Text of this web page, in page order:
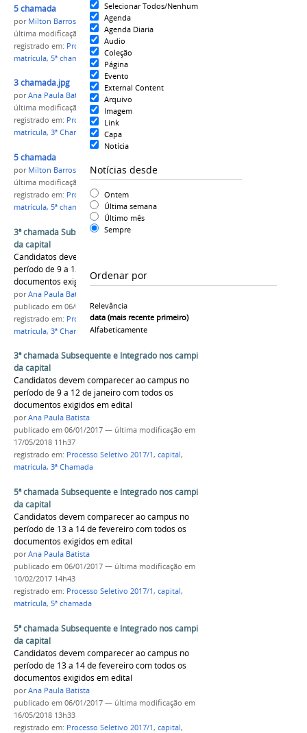
Selecionar Todos/Nenhum
Agenda
Agenda Diaria
Audio
Coleção
Página
Evento
External Content
Arquivo
Imagem
Link
Capa
Notícia
Notícias desde
Ontem
Última semana
Último mês
Sempre
Ordenar por
Relevância
data (mais recente primeiro)
Alfabeticamente
5 chamada
por Milton Barros
última modificação
em 16/05/2018 13h31
registrado em: Processo Seletivo 2017/1
matrícula, 5ª chamada
3 chamada.jpg
porAna Paula Batista
última modificação
em 16/05/2018 11h04
registrado em: Processo Seletivo 2017/1
matrícula, 3ª Chamada
5 chamada
por Milton Barros
última modificação
em 10/02/2017 14h41
registrado em: Processo Seletivo 2017/1
matrícula, 5ª chamada
3ª chamada Subsequente e Integrado nos campi
da capital
Candidatos devem comparecer ao campus no
período de 9 a 12 de janeiro com todos os
documentos exigidos em edital
porAna Paula Batista
publicado em 06/01/2017
registrado em: Processo Seletivo 2017/1,capital,
matrícula, 3ª Chamada
3ª chamada Subsequente e Integrado nos campi
da capital
Candidatos devem comparecer ao campus no
período de 9 a 12 de janeiro com todos os
documentos exigidos em edital
porAna Paula Batista
publicado em 06/01/2017 — última modificação em
17/05/2018 11h37
registrado em: Processo Seletivo 2017/1, capital,
matrícula, 3ª Chamada
5ª chamada Subsequente e Integrado nos campi
da capital
Candidatos devem comparecer ao campus no
período de 13 a 14 de fevereiro com todos os
documentos exigidos em edital
porAna Paula Batista
publicado em 06/01/2017 — última modificação em
10/02/2017 14h43
registrado em: Processo Seletivo 2017/1, capital,
matrícula, 5ª chamada
5ª chamada Subsequente e Integrado nos campi
da capital
Candidatos devem comparecer ao campus no
período de 13 a 14 de fevereiro com todos os
documentos exigidos em edital
porAna Paula Batista
publicado em 06/01/2017 — última modificação em
16/05/2018 13h33
registrado em: Processo Seletivo 2017/1, capital,